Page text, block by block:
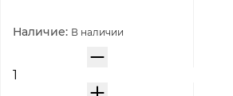
Наличие: В наличии